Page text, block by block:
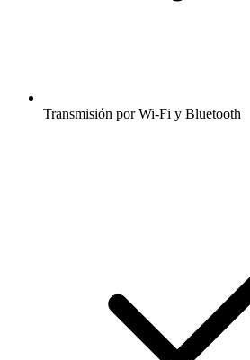
Transmisión por Wi-Fi y Bluetooth